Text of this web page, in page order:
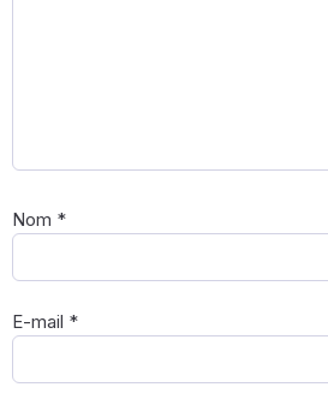
Nom *
E-mail *